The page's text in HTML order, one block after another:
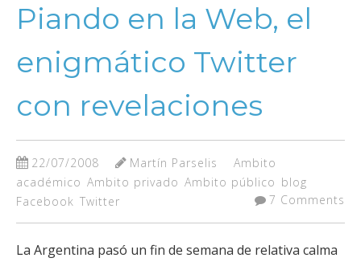
Piando en la Web, el
enigmático Twitter
con revelaciones
22/07/2008 Martín Parselis
Ambito
académico Ambito privado Ambito público blog
Facebook Twitter 7 Comments
La Argentina pasó un fin de semana de relativa calma